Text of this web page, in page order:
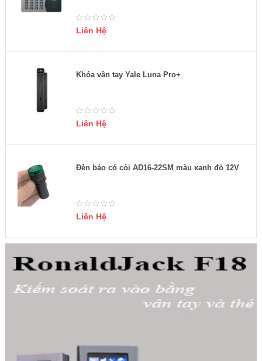
Liên Hệ
Khóa vân tay Yale Luna Pro+
Liên Hệ
Đèn báo có còi AD16-22SM màu xanh đỏ 12V
Liên Hệ